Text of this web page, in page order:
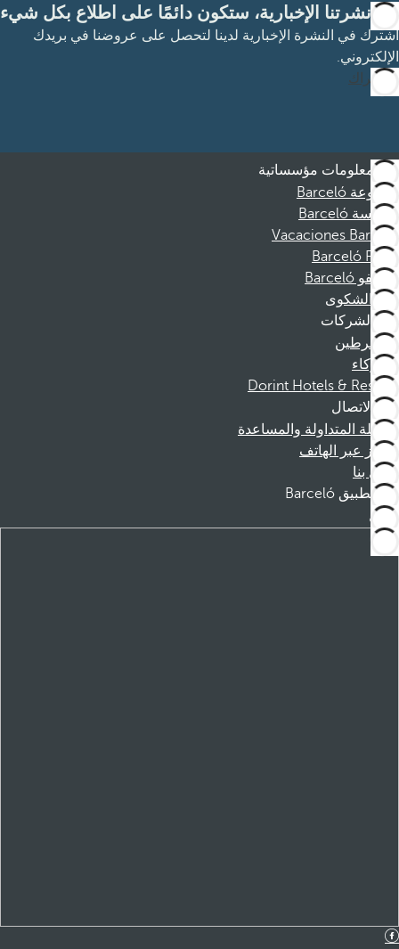
مع نشرتنا الإخبارية، ستكون دائمًا على اطلاع بكل شيء
اشترك في النشرة الإخبارية لدينا لتحصل على عروضنا في بريدك
الإلكتروني.
الاشتراك
معلومات مؤسساتية
مجموعة Barceló
مؤسسة Barceló
Vacaciones Barceló
Barceló Films
موظفو Barceló
قناة الشكوى
الشركات
المنخرطين
الشركاء
Dorint Hotels & Resorts
الاتصال
الأسئلة المتداولة والمساعدة
الحجز عبر الهاتف
اتصل بنا
تطبيق Barceló
تنزيل